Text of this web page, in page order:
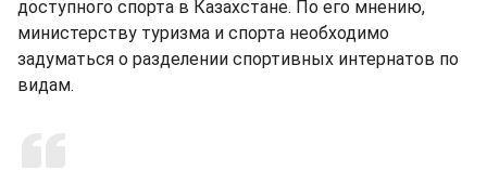
доступного спорта в Казахстане. По его мнению,
министерству туризма и спорта необходимо
задуматься о разделении спортивных интернатов по
видам.